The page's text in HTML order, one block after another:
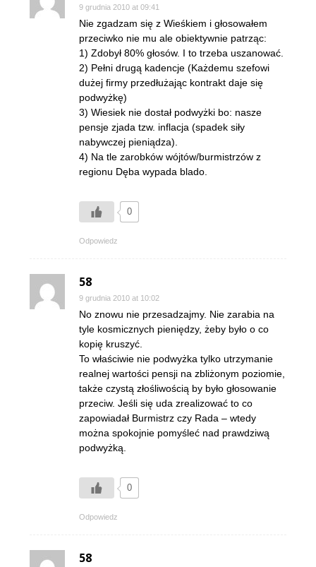
9 grudnia 2010 at 09:41
Nie zgadzam się z Wieśkiem i głosowałem
przeciwko nie mu ale obiektywnie patrząc:
1) Zdobył 80% głosów. I to trzeba uszanować.
2) Pełni drugą kadencje (Każdemu szefowi
dużej firmy przedłużając kontrakt daje się
podwyżkę)
3) Wiesiek nie dostał podwyżki bo: nasze
pensje zjada tzw. inflacja (spadek siły
nabywczej pieniądza).
4) Na tle zarobków wójtów/burmistrzów z
regionu Dęba wypada blado.
0
Odpowiedz
58
9 grudnia 2010 at 10:02
No znowu nie przesadzajmy. Nie zarabia na
tyle kosmicznych pieniędzy, żeby było o co
kopię kruszyć.
To właściwie nie podwyżka tylko utrzymanie
realnej wartości pensji na zbliżonym poziomie,
także czystą złośliwością by było głosowanie
przeciw. Jeśli się uda zrealizować to co
zapowiadał Burmistrz czy Rada – wtedy
można spokojnie pomyśleć nad prawdziwą
podwyżką.
0
Odpowiedz
58